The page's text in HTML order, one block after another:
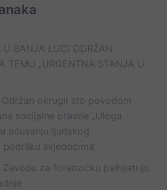
U BANJA LUCI ODRŽAN
TEMU „URGENTNA STANJA U
Održan okrugli sto povodom
socijalne pravde „Uloga
očuvanju ljudskog
svjedocima“
Zavodu za forenzičku psihijatriju